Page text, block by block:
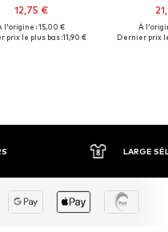
12,75 €
l'origine : 15,00 €
prix le plus bas :11,90 €
À
Dernier prix
LARGE SÉLECTION DE MARQUES